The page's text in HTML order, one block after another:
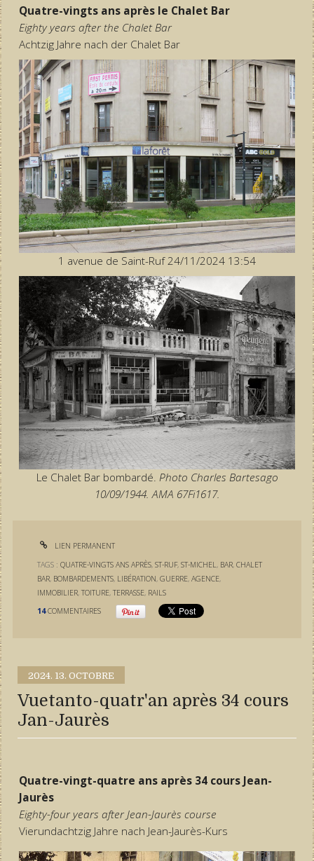
Quatre-vingts ans après le Chalet Bar
Eighty years after the Chalet Bar
Achtzig Jahre nach der Chalet Bar
1 avenue de Saint-Ruf 24/11/2024 13:54
Le Chalet Bar bombardé. Photo Charles Bartesago
10/09/1944. AMA 67Fi1617.
LIEN PERMANENT
TAGS :QUATRE-VINGTS ANS APRÈS,ST-RUF,ST-MICHEL , BAR,CHALET
BAR, BOMBARDEMENTS, LIBÉRATION,GUERRE,AGENCE,
IMMOBILIER,TOITURE,TERRASSE, RAILS
14 COMMENTAIRES
2024. 13. OCTOBRE
Vuetanto-quatr'an après 34 cours
Jan-Jaurès
Quatre-vingt-quatre ans après 34 cours Jean-
Jaurès
Eighty-four years after Jean-Jaurès course
Vierundachtzig Jahre nach Jean-Jaurès-Kurs